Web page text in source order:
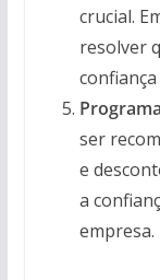
crucial.
resolver
ser
e
a
empresa.